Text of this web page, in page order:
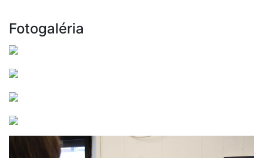
Fotogaléria